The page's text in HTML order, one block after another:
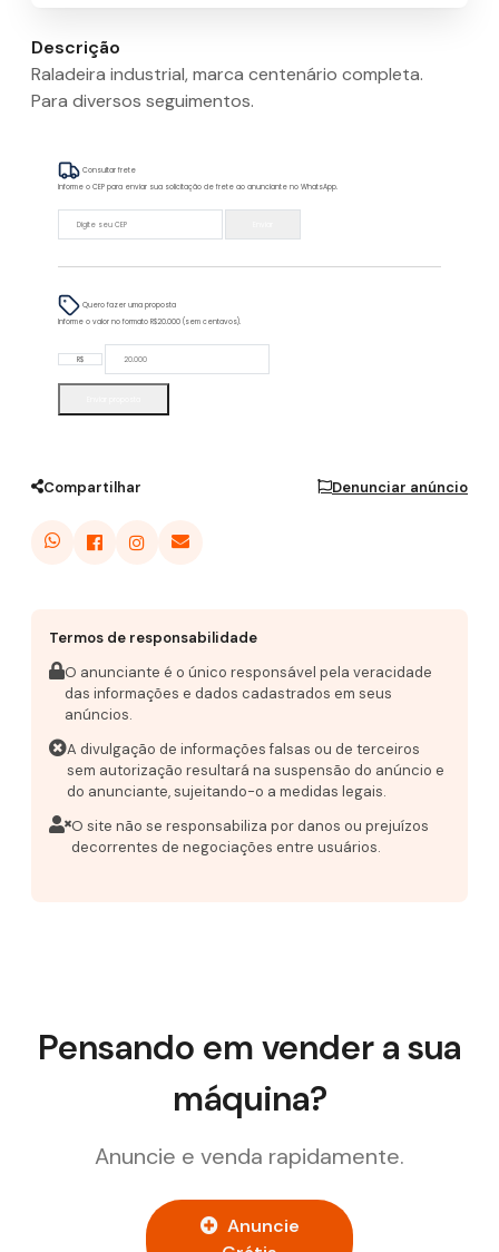
Descrição
Raladeira industrial, marca centenário completa.
Para diversos seguimentos.
Consultar frete
Informe o CEP para enviar sua solicitação de frete ao anunciante no WhatsApp.
Quero fazer uma proposta
Informe o valor no formato R$20.000 (sem centavos).
R$
Compartilhar Denunciar anúncio
Termos de responsabilidade
O anunciante é o único responsável pela veracidade
das informações e dados cadastrados em seus
anúncios.
A divulgação de informações falsas ou de terceiros
sem autorização resultará na suspensão do anúncio e
do anunciante, sujeitando-o a medidas legais.
O site não se responsabiliza por danos ou prejuízos
decorrentes de negociações entre usuários.
Pensando em vender a sua
máquina?
Anuncie e venda rapidamente.
Anuncie